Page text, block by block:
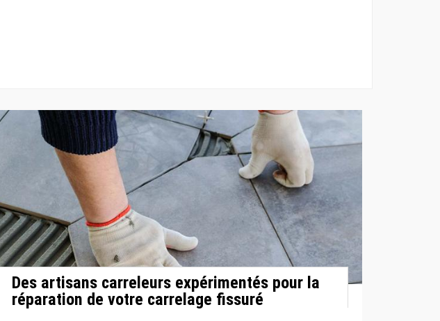
Des artisans carreleurs expérimentés pour la
réparation de votre carrelage fissuré